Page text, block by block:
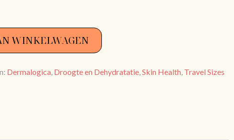
WINKELWAGEN
Dermalogica Droogte en Dehydratatie ,Skin Health Travel Sizes